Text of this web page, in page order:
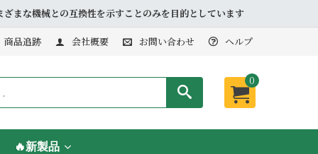
まな機械との互換性を示すことのみを目的としています
商品追跡 会社概要 お問い合わせ ヘルプ
0
🔥新製品